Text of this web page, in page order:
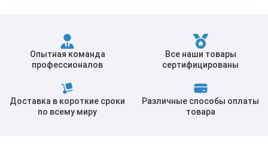
Опытная команда
профессионалов
Все наши товары
сертифицированы
Доставка в короткие сроки
по всему миру
Различные способы оплаты
товара